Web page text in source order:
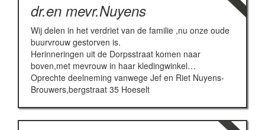
dr.en mevr.Nuyens
Wij delen in het verdriet van de familie ,nu onze oude
buurvrouw gestorven is.
Herinneringen uit de Dorpsstraat komen naar
boven,met mevrouw in haar kledingwinkel…
Oprechte deelneming vanwege Jef en Riet Nuyens-
Brouwers,bergstraat 35 Hoeselt